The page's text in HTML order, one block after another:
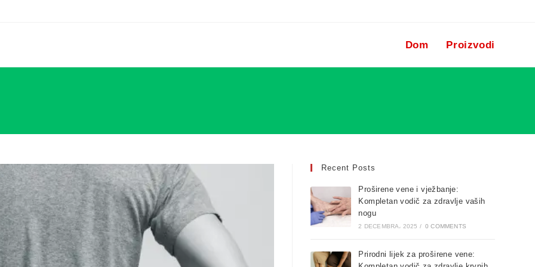
Dom Proizvodi
Recent Posts
Proširene vene i vježbanje:
Kompletan vodič za zdravlje vaših
nogu
2 DECEMBRA، 2025 / 0 COMMENTS
Prirodni lijek za proširene vene: